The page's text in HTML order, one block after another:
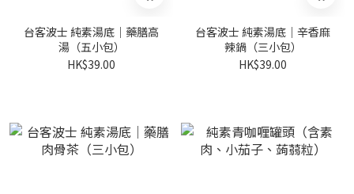
台客波士 純素湯底｜藥膳高
湯（五小包）
HK$39.00
台客波士 純素湯底｜辛香麻
辣鍋（三小包）
HK$39.00